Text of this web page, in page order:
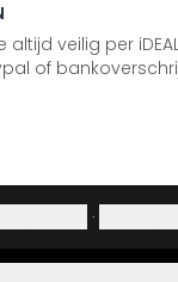
altijd veilig per
of
·